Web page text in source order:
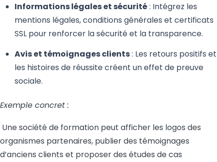
Informations légales et sécurité: Intégrez les
mentions légales, conditions générales et certificats
SSL pour renforcer la sécurité et la transparence.
Avis et témoignages clients: Les retours positifs et
les histoires de réussite créent un effet de preuve
sociale.
Exemple concret :
Une société de formation peut afficher les logos des
organismes partenaires, publier des témoignages
d’anciens clients et proposer des études de cas